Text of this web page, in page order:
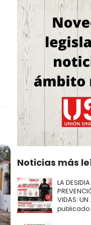
Noticias más
LA
VIDAS: UN
publicado